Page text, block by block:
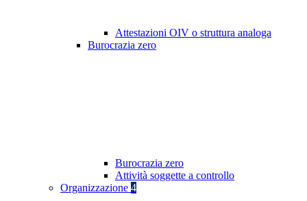
Attestazioni OIV o struttura analoga
Burocrazia zero
Burocrazia zero
Attività soggette a controllo
Organizzazione 4